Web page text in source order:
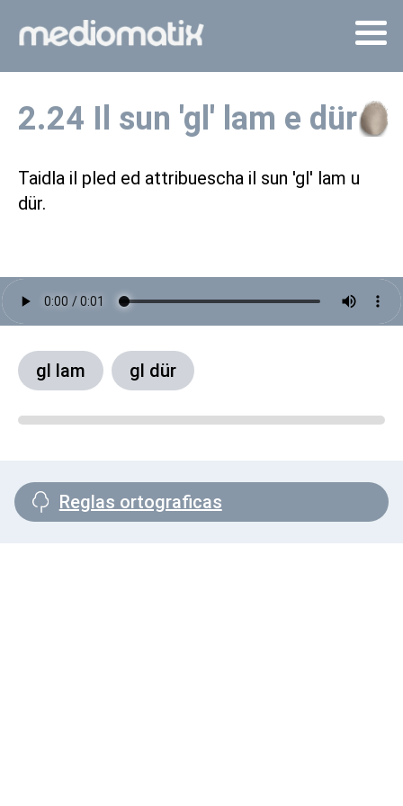
2.24 Il sun 'gl' lam e dür
Taidla il pled ed attribuescha il sun 'gl' lam u
dür.
gl lam gl dür
Reglas ortograficas